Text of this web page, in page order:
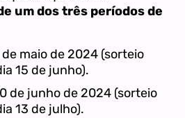
um dos três períodos de
de maio de 2024 (sorteio
15 de junho).
de junho de 2024 (sorteio
13 de julho).